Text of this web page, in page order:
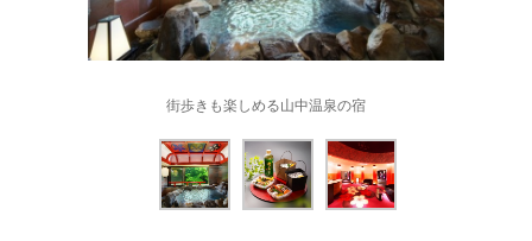
街歩きも楽しめる山中温泉の宿